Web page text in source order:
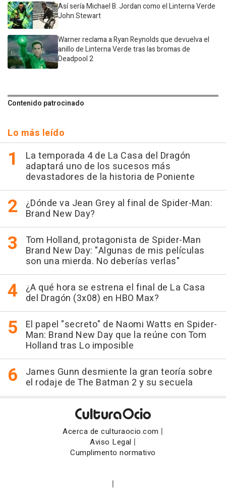
Así sería Michael B. Jordan como el Linterna Verde
John Stewart
Warner reclama a Ryan Reynolds que devuelva el
anillo de Linterna Verde tras las bromas de
Deadpool 2
Contenido patrocinado
Lo más leído
La temporada 4 de La Casa del Dragón
adaptará uno de los sucesos más
devastadores de la historia de Poniente
¿Dónde va Jean Grey al final de Spider-Man:
Brand New Day?
Tom Holland, protagonista de Spider-Man
Brand New Day: "Algunas de mis películas
son una mierda. No deberías verlas"
¿A qué hora se estrena el final de La Casa
del Dragón (3x08) en HBO Max?
El papel "secreto" de Naomi Watts en Spider-
Man: Brand New Day que la reúne con Tom
Holland tras Lo imposible
James Gunn desmiente la gran teoría sobre
el rodaje de The Batman 2 y su secuela
Acerca de culturaocio.com |
Aviso Legal |
Cumplimento normativo
|